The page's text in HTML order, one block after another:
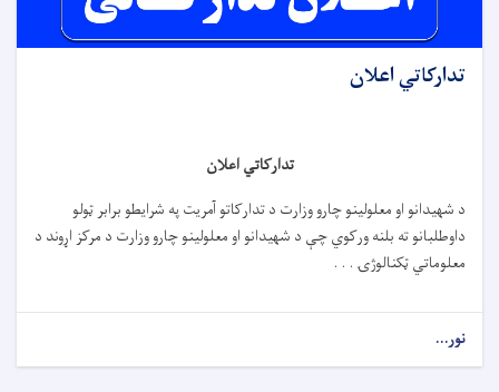
تدارکاتي اعلان
تدارکاتي اعلان
د شهیدانو او معلولینو چارو وزارت د تدارکاتو آمریت په شرایطو برابر ټولو
داوطلبانو ته بلنه ورکوي چې د شهیدانو او معلولینو چارو وزارت د مرکز اړوند د
معلوماتي ټکنالوژۍ . . .
نور...